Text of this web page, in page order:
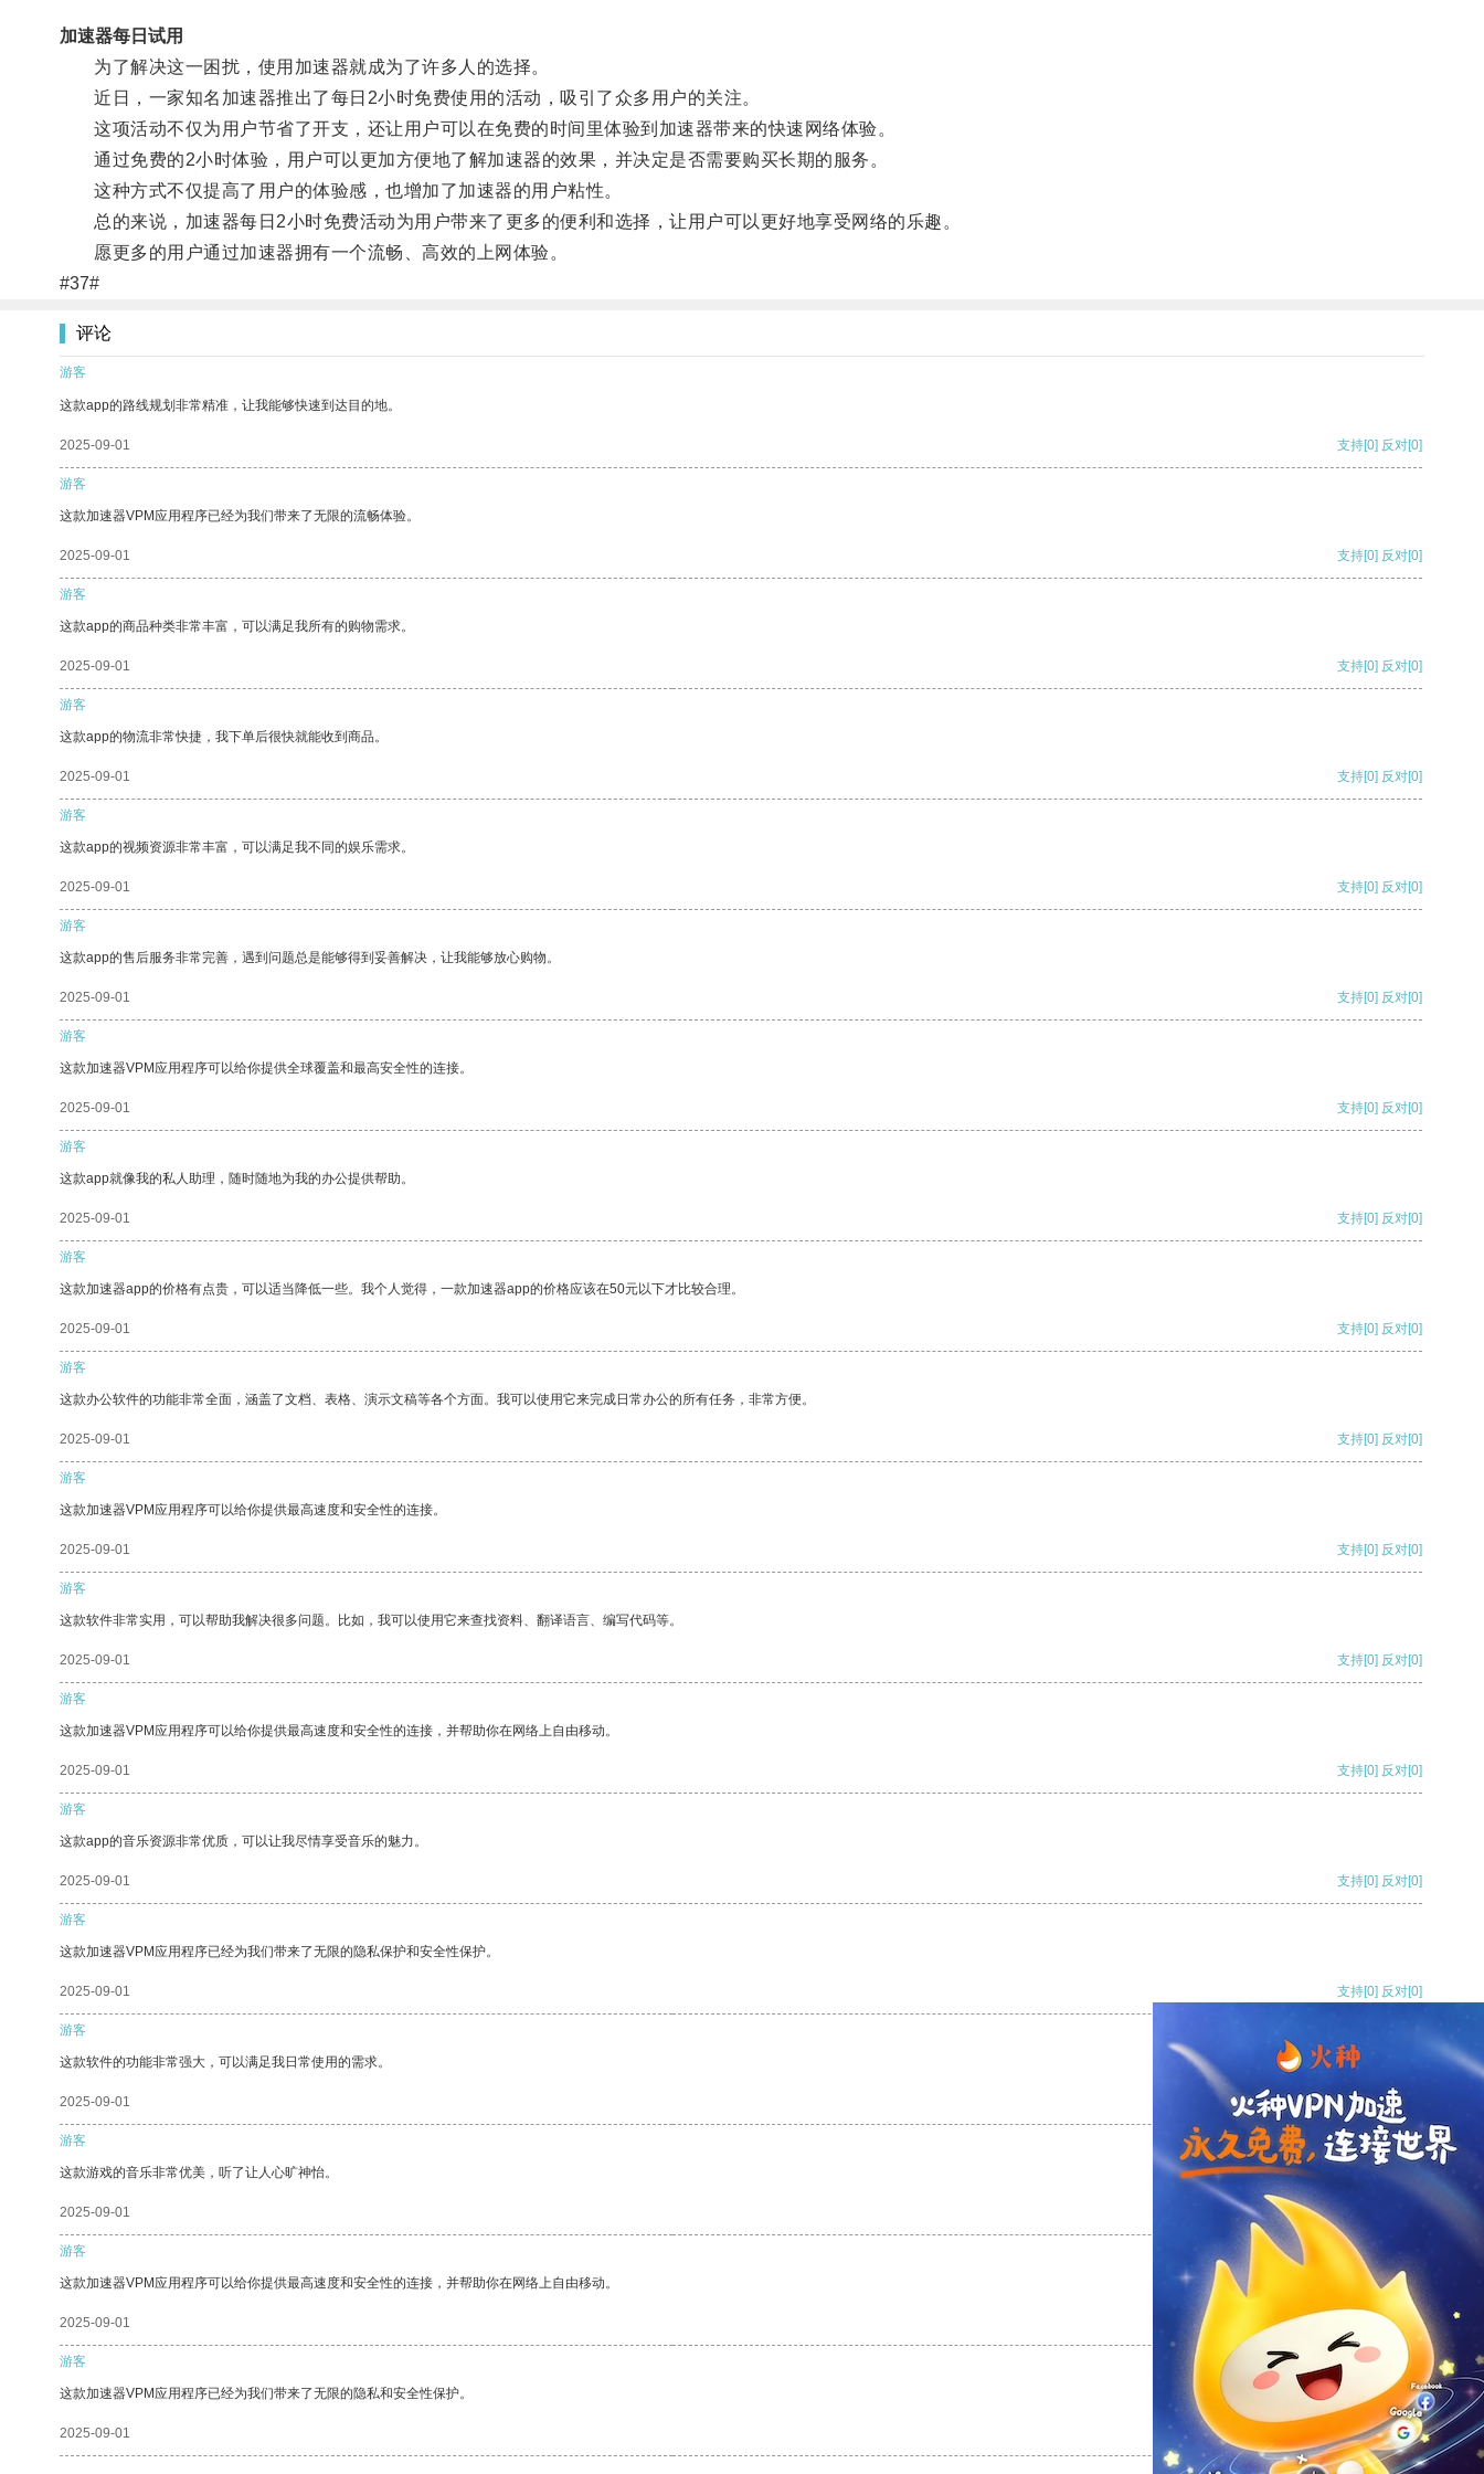
加速器每日试用
为了解决这一困扰，使用加速器就成为了许多人的选择。
近日，一家知名加速器推出了每日2小时免费使用的活动，吸引了众多用户的关注。
这项活动不仅为用户节省了开支，还让用户可以在免费的时间里体验到加速器带来的快速网络体验。
通过免费的2小时体验，用户可以更加方便地了解加速器的效果，并决定是否需要购买长期的服务。
这种方式不仅提高了用户的体验感，也增加了加速器的用户粘性。
总的来说，加速器每日2小时免费活动为用户带来了更多的便利和选择，让用户可以更好地享受网络的乐趣。
愿更多的用户通过加速器拥有一个流畅、高效的上网体验。
#37#
评论
游客
这款app的路线规划非常精准，让我能够快速到达目的地。
2025-09-01 支持[0] 反对[0]
游客
这款加速器VPM应用程序已经为我们带来了无限的流畅体验。
2025-09-01 支持[0] 反对[0]
游客
这款app的商品种类非常丰富，可以满足我所有的购物需求。
2025-09-01 支持[0] 反对[0]
游客
这款app的物流非常快捷，我下单后很快就能收到商品。
2025-09-01 支持[0] 反对[0]
游客
这款app的视频资源非常丰富，可以满足我不同的娱乐需求。
2025-09-01 支持[0] 反对[0]
游客
这款app的售后服务非常完善，遇到问题总是能够得到妥善解决，让我能够放心购物。
2025-09-01 支持[0] 反对[0]
游客
这款加速器VPM应用程序可以给你提供全球覆盖和最高安全性的连接。
2025-09-01 支持[0] 反对[0]
游客
这款app就像我的私人助理，随时随地为我的办公提供帮助。
2025-09-01 支持[0] 反对[0]
游客
这款加速器app的价格有点贵，可以适当降低一些。我个人觉得，一款加速器app的价格应该在50元以下才比较合理。
2025-09-01 支持[0] 反对[0]
游客
这款办公软件的功能非常全面，涵盖了文档、表格、演示文稿等各个方面。我可以使用它来完成日常办公的所有任务，非常方便。
2025-09-01 支持[0] 反对[0]
游客
这款加速器VPM应用程序可以给你提供最高速度和安全性的连接。
2025-09-01 支持[0] 反对[0]
游客
这款软件非常实用，可以帮助我解决很多问题。比如，我可以使用它来查找资料、翻译语言、编写代码等。
2025-09-01 支持[0] 反对[0]
游客
这款加速器VPM应用程序可以给你提供最高速度和安全性的连接，并帮助你在网络上自由移动。
2025-09-01 支持[0] 反对[0]
游客
这款app的音乐资源非常优质，可以让我尽情享受音乐的魅力。
2025-09-01 支持[0] 反对[0]
游客
这款加速器VPM应用程序已经为我们带来了无限的隐私保护和安全性保护。
2025-09-01 支持[0] 反对[0]
游客
这款软件的功能非常强大，可以满足我日常使用的需求。
2025-09-01 支持[0] 反对
游客
这款游戏的音乐非常优美，听了让人心旷神怡。
2025-09-01 支持
游客
这款加速器VPM应用程序可以给你提供最高速度和安全性的连接，并帮助你在网络上自由移动。
2025-09-01 反对 [0]
游客
这款加速器VPM应用程序已经为我们带来了无限的隐私和安全性保护。
2025-09-01 支持[0] 反对[0]